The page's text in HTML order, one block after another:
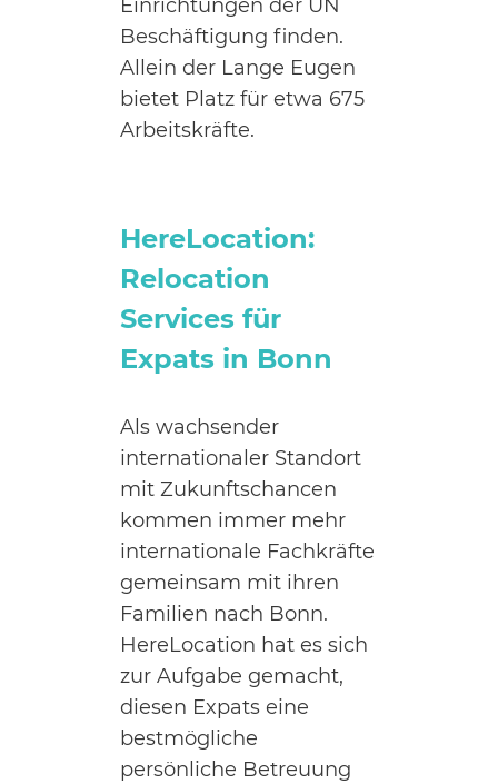
Einrichtungen der UN
Beschäftigung finden.
Allein der Lange Eugen
bietet Platz für etwa 675
Arbeitskräfte.
HereLocation:
Relocation
Services für
Expats in Bonn
Als wachsender
internationaler Standort
mit Zukunftschancen
kommen immer mehr
internationale Fachkräfte
gemeinsam mit ihren
Familien nach Bonn.
HereLocation hat es sich
zur Aufgabe gemacht,
diesen Expats eine
bestmögliche
persönliche Betreuung